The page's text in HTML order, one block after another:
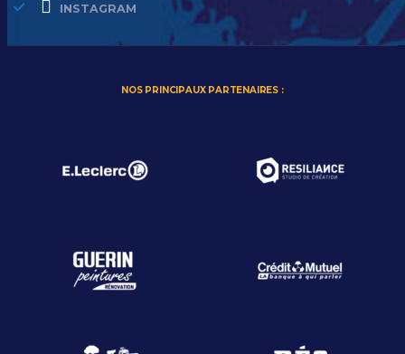
INSTAGRAM
NOS PRINCIPAUX PARTENAIRES :